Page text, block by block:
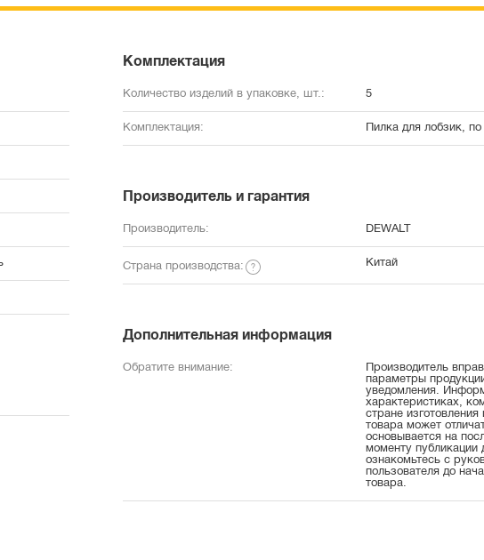
Комплектация
Количество изделий в упаковке, шт.: 5
Комплектация: Пилка для лобзик,
Производитель и гарантия
Производитель: DEWALT
Страна производства: Китай
Дополнительная информация
Обратите внимание:
Производитель
параметры
уведомления.
характеристиках,
стране
товара может
основывается на
моменту публикации
ознакомьтесь с
пользователя до
товара.